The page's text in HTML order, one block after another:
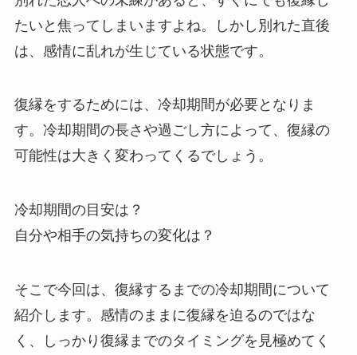
たいと焦ってしまいますよね。しかし別れた直後
は、感情に乱れが生じている状態です。
復縁をするためには、冷却期間が必要となりま
す。冷却期間の長さや過ごし方によって、復縁の
可能性は大きく変わってくるでしょう。
冷却期間の目安は？
自分や相手の気持ちの変化は？
そこで今回は、復縁するまでの冷却期間について
紹介します。感情のままに復縁を迫るのではな
く、しっかり復縁までのタイミングを見極めてく